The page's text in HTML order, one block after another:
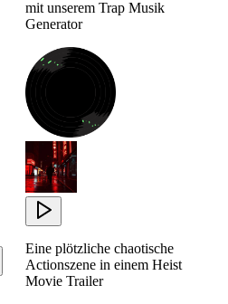
mit unserem Trap Musik
Generator
Eine plötzliche chaotische
Actionszene in einem Heist
Movie Trailer